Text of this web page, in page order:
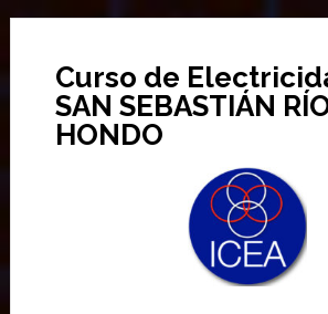
Curso de
SAN SEBASTIÁN
HONDO